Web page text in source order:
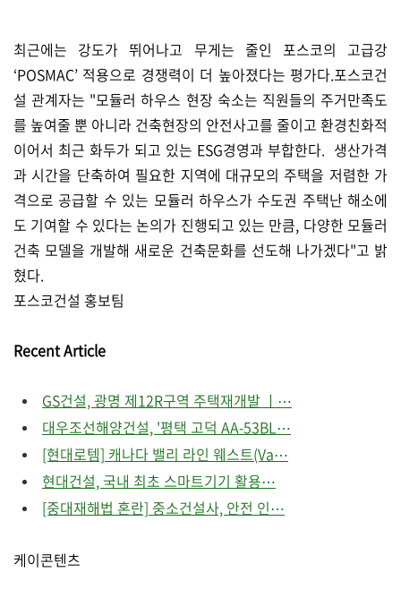
최근에는 강도가 뛰어나고 무게는 줄인 포스코의 고급강
‘POSMAC’ 적용으로 경쟁력이 더 높아졌다는 평가다.포스코건
설 관계자는 "모듈러 하우스 현장 숙소는 직원들의 주거만족도
를 높여줄 뿐 아니라 건축현장의 안전사고를 줄이고 환경친화적
이어서 최근 화두가 되고 있는 ESG경영과 부합한다. 생산가격
과 시간을 단축하여 필요한 지역에 대규모의 주택을 저렴한 가
격으로 공급할 수 있는 모듈러 하우스가 수도권 주택난 해소에
도 기여할 수 있다는 논의가 진행되고 있는 만큼, 다양한 모듈러
건축 모델을 개발해 새로운 건축문화를 선도해 나가겠다"고 밝
혔다.
포스코건설 홍보팀
Recent Article
GS건설, 광명 제12R구역 주택재개발 ㅣ⋯
대우조선해양건설, '평택 고덕 AA-53BL⋯
[현대로템] 캐나다 밸리 라인 웨스트(Va⋯
현대건설, 국내 최초 스마트기기 활용⋯
[중대재해법 혼란] 중소건설사, 안전 인⋯
케이콘텐츠